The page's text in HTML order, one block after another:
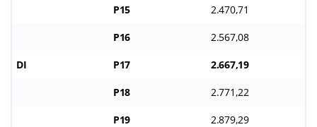
P15 2.470,71
P16 2.567,08
DI P17 2.667,19
P18 2.771,22
P19 2.879,29